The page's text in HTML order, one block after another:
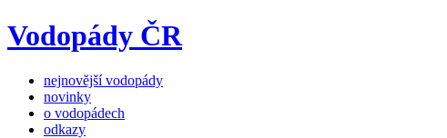
Vodopády ČR
nejnovější vodopády
novinky
o vodopádech
odkazy